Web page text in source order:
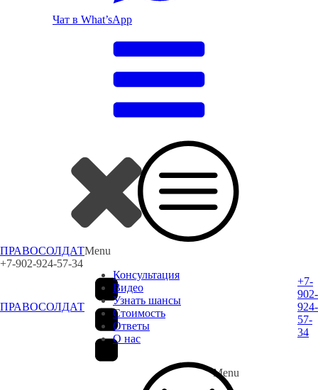
Чат в What’sApp
ПРАВОСОЛДАТ
+7-902-924-57-34
Menu
ПРАВОСОЛДАТ
Menu
Консультация
Видео
Узнать шансы
Стоимость
Ответы
О нас
+7-
902-
924-
57-
34